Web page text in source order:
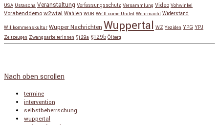
USA Ustascha Veranstaltung Verfassungsschutz Versammlung Video Vohwinkel
Vorabenddemo w2wtal Wahlen WDR We'll come United Wehrmacht Widerstand
Willkommenskultur Wupper Nachrichten Wuppertal WZ Yeziden YPG YPJ
Zeitzeugen ZwangsarbeiterInnen §129a §129b Ölberg
Nach oben scrollen
termine
intervention
selbstbeherrschung
wuppertal